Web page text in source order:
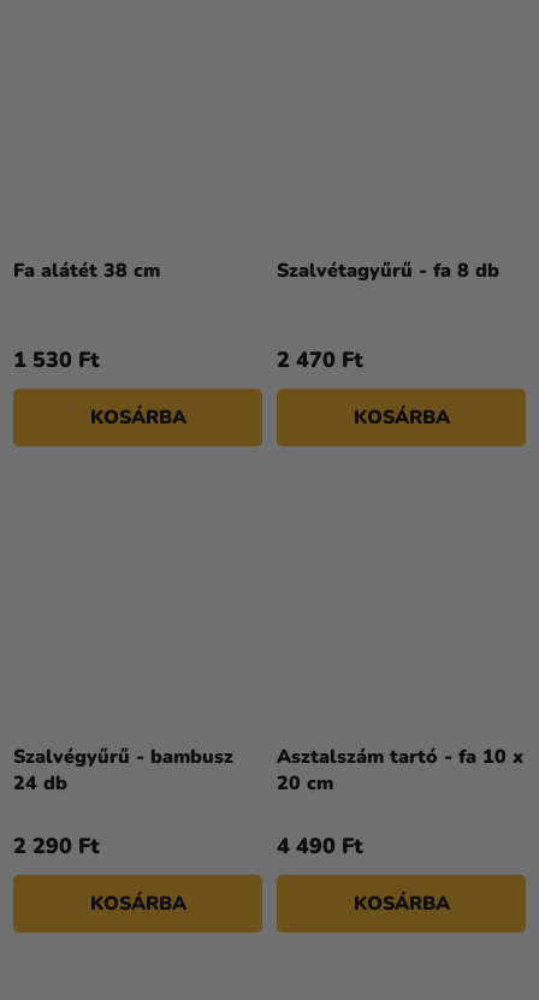
Fa alátét 38 cm
1 530 Ft
KOSÁRBA
Szalvétagyűrű - fa 8 db
2 470 Ft
KOSÁRBA
Szalvégyűrű - bambusz
24 db
2 290 Ft
KOSÁRBA
Asztalszám tartó - fa 10 x
20 cm
4 490 Ft
KOSÁRBA